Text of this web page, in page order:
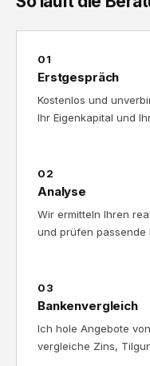
01
Erstgespräch
Kostenlos und
Ihr Eigenkapital und
02
Analyse
Wir ermitteln Ihren
und prüfen passende
03
Bankenvergleich
Ich hole Angebote
vergleiche Zins,